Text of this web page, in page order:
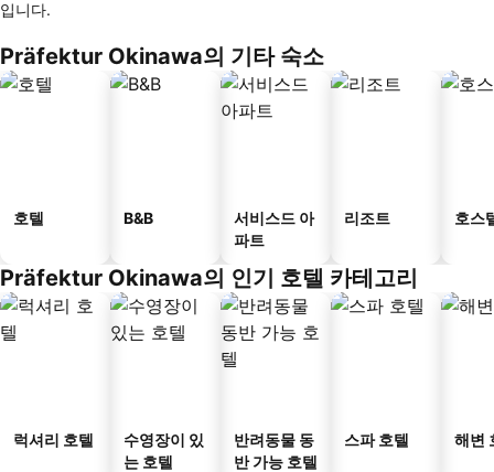
입니다.
Präfektur Okinawa의 기타 숙소
호텔 B&B
서비스드 아
파트
리조트 호스
Präfektur Okinawa의 인기 호텔 카테고리
럭셔리 호텔
수영장이 있
는 호텔
반려동물 동
반 가능 호텔
스파 호텔 해변